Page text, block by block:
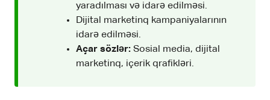
yaradılması və idarə edilməsi.
Dijital marketinq kampaniyalarının
idarə edilməsi.
Açar sözlər: Sosial media, dijital
marketinq, içerik qrafikləri.